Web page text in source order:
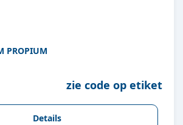
PROPIUM
zie code op etiket
Details